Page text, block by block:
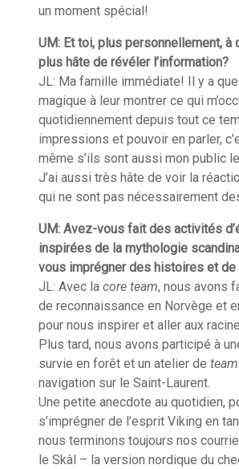
un moment spécial!
UM: Et toi, plus personnellement, à
plus hâte de révéler l’information?
JL: Ma famille immédiate! Il y a
magique à leur montrer ce qui
quotidiennement depuis tout ce
impressions et pouvoir en parler,
même s’ils sont aussi mon public
J’ai aussi très hâte de voir la
qui ne sont pas nécessairement
UM: Avez-vous fait des activités
inspirées de la mythologie
vous imprégner des histoires et de
JL: Avec la core team, nous avons
de reconnaissance en Norvège et
pour nous inspirer et aller aux
Plus tard, nous avons participé à
survie en forêt et un atelier de
navigation sur le Saint-Laurent.
Une petite anecdote au quotidien,
s’imprégner de l’esprit Viking en
nous terminons toujours nos
le Skàl – la version nordique du